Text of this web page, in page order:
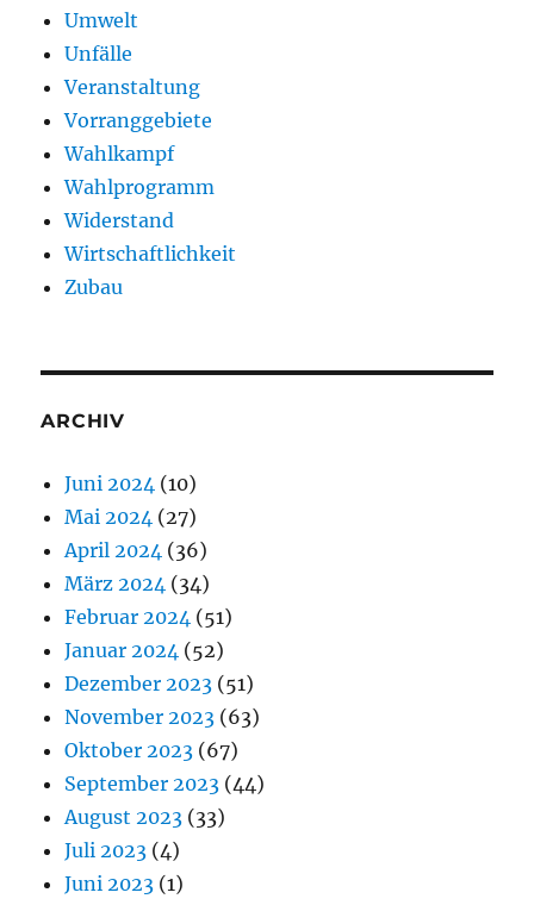
Umwelt
Unfälle
Veranstaltung
Vorranggebiete
Wahlkampf
Wahlprogramm
Widerstand
Wirtschaftlichkeit
Zubau
ARCHIV
Juni 2024 (10)
Mai 2024 (27)
April 2024 (36)
März 2024 (34)
Februar 2024 (51)
Januar 2024 (52)
Dezember 2023 (51)
November 2023 (63)
Oktober 2023 (67)
September 2023 (44)
August 2023 (33)
Juli 2023 (4)
Juni 2023 (1)